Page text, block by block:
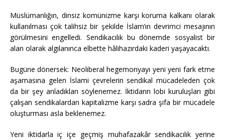
Müslümanlığın, dinsiz komünizme karşı koruma kalkanı olarak
kullanılması çok talihsiz bir şekilde İslam’ın devrimci mesajının
görülmesini engelledi. Sendikacılık bu dönemde sosyalist bir
alan olarak algılanınca elbette hâlihazırdaki kaderi yaşayacaktı.
Bugüne dönersek: Neoliberal hegemonyayı yeni yeni fark etme
aşamasına gelen İslami çevrelerin sendikal mücadeleden çok
da bir şey anladıkları söylenemez. İktidarın lobi kuruluşları gibi
çalışan sendikalardan kapitalizme karşı sadra şifa bir mücadele
oluşturması asla beklenemez.
Yeni iktidarla iç içe geçmiş muhafazakâr sendikacılık yerine